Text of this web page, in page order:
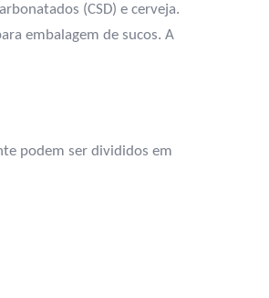
(CSD) e cerveja.
embalagem de sucos. A
podem ser divididos em